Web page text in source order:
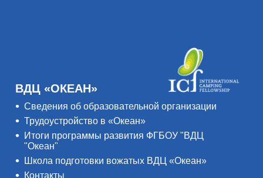
ВДЦ «ОКЕАН»
Сведения об образовательной организации
Трудоустройство в «Океан»
Итоги программы развития ФГБОУ "ВДЦ
"Океан"
Школа подготовки вожатых ВДЦ «Океан»
Контакты